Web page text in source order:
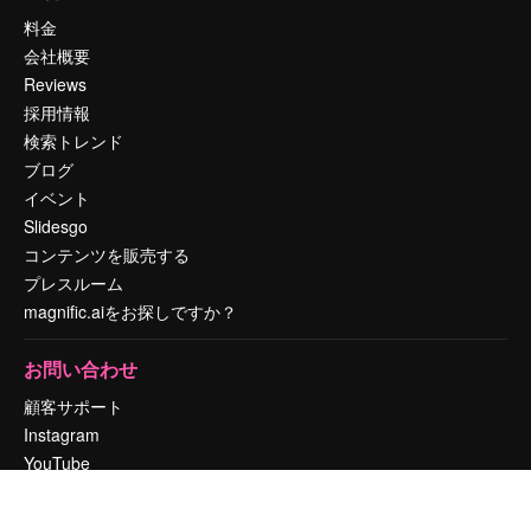
料金
会社概要
Reviews
採用情報
検索トレンド
ブログ
イベント
Slidesgo
コンテンツを販売する
プレスルーム
magnific.aiをお探しですか？
お問い合わせ
顧客サポート
Instagram
YouTube